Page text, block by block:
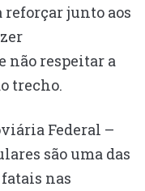
reforçar junto aos
não respeitar a
trecho.
Federal –
são uma das
nas